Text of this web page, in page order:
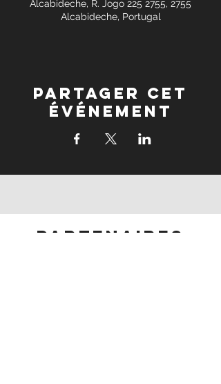
Alcabideche, R. Jogo 225 2755, 2755
Alcabideche, Portugal
Partager cet
événement
partenaires